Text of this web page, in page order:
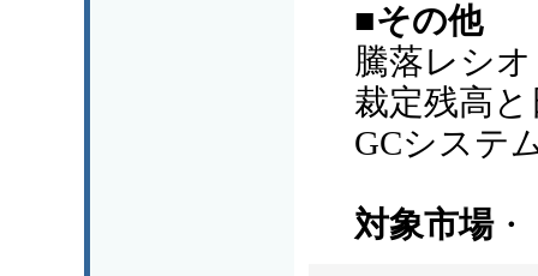
■その他
騰落レシ
裁定残高
GCシステ
対象市場・